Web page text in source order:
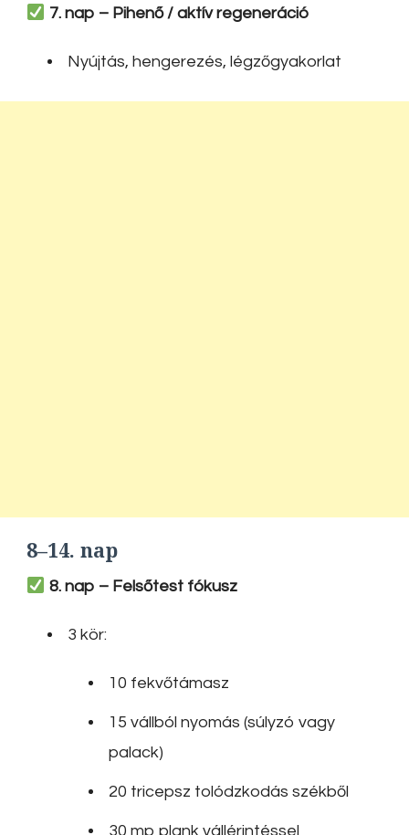
7. nap – Pihenő / aktív regeneráció
Nyújtás, hengerezés, légzőgyakorlat
8–14. nap
8. nap – Felsőtest fókusz
3 kör:
10 fekvőtámasz
15 vállból nyomás (súlyzó vagy
palack)
20 tricepsz tolódzkodás székből
30 mp plank vállérintéssel